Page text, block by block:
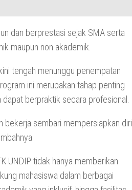
dan berprestasi sejak SMA serta
maupun non akademik.
tengah menunggu penempatan
ini merupakan tahap penting
berpraktik secara profesional.
bekerja sembari mempersiapkan diri
UNDIP tidak hanya memberikan
mahasiswa dalam berbagai